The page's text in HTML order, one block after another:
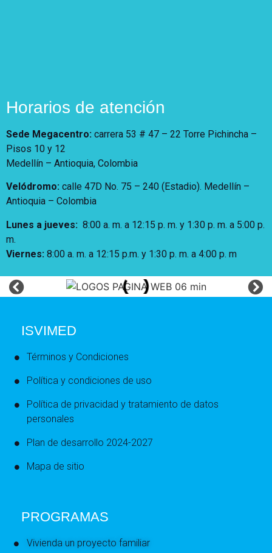
Horarios de atención
Sede Megacentro: carrera 53 # 47 – 22 Torre Pichincha –
Pisos 10 y 12
Medellín – Antioquia, Colombia
Velódromo: calle 47D No. 75 – 240 (Estadio). Medellín –
Antioquia – Colombia
Lunes a jueves: 8:00 a. m. a 12:15 p. m. y 1:30 p. m. a 5:00 p.
m.
Viernes: 8:00 a. m. a 12:15 p.m. y 1:30 p. m. a 4:00 p. m
ISVIMED
Términos y Condiciones
Política y condiciones de uso
Política de privacidad y tratamiento de datos
personales
Plan de desarrollo 2024-2027
Mapa de sitio
PROGRAMAS
Vivienda un proyecto familiar